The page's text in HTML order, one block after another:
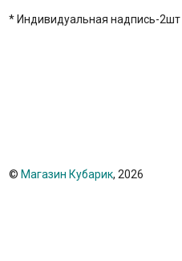
* Индивидуальная надпись-2шт
© Магазин Кубарик, 2026